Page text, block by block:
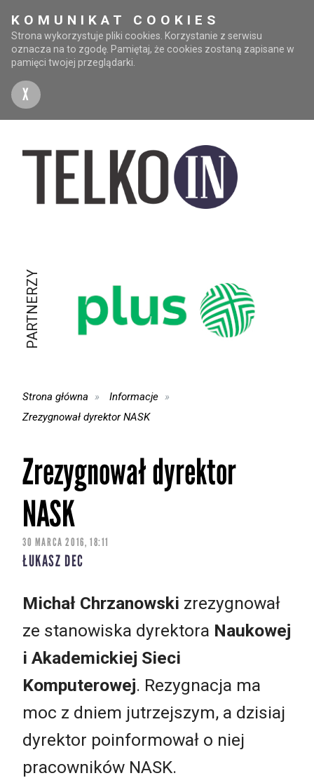
KOMUNIKAT COOKIES
Strona wykorzystuje pliki cookies. Korzystanie z serwisu
oznacza na to zgodę. Pamiętaj, że cookies zostaną zapisane w
pamięci twojej przeglądarki.
X
PARTNERZY
Strona główna
Informacje
Zrezygnował dyrektor NASK
Zrezygnował dyrektor
NASK
30 MARCA 2016, 18:11
ŁUKASZ DEC
Michał Chrzanowski zrezygnował
ze stanowiska dyrektora Naukowej
i Akademickiej Sieci
Komputerowej. Rezygnacja ma
moc z dniem jutrzejszym, a dzisiaj
dyrektor poinformował o niej
pracowników NASK.